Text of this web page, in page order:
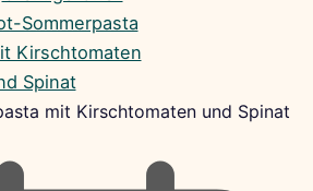
mit Kirschtomaten und Spinat